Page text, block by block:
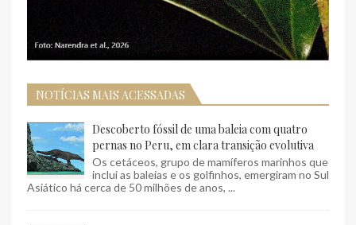
NOTÍCIAS MAIS ACESSADAS
Descoberto fóssil de uma baleia com quatro
pernas no Peru, em clara transição evolutiva
Os cetáceos, grupo de mamíferos marinhos que
inclui as baleias e os golfinhos, emergiram no Sul
Asiático há cerca de 50 milhões de anos, ...